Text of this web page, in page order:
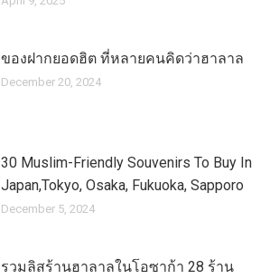
ของฝากยอดฮิต ที่หลายคนคิดว่าฮาลาล
December 20, 2024
30 Muslim-Friendly Souvenirs To Buy In
Japan,Tokyo, Osaka, Fukuoka, Sapporo
December 5, 2024
รวมลิสร้านฮาลาลในโอซาก้า 28 ร้าน